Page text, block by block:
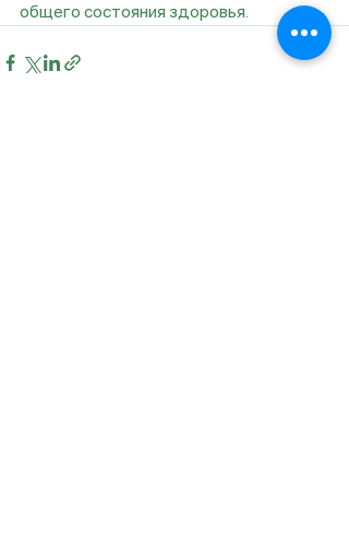
общего состояния здоровья.